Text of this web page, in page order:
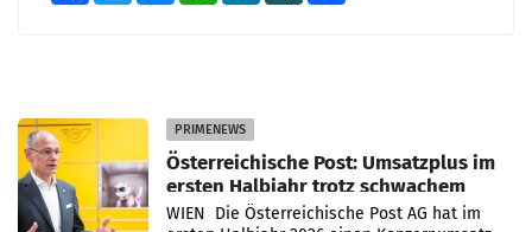
PRIMENEWS
Österreichische Post: Umsatzplus im
ersten Halbjahr trotz schwachem
Briefgeschäft
WIEN Die Österreichische Post AG hat im